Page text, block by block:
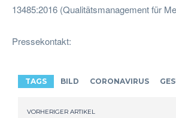
13485:2016 (Qualitätsmanagement für
Pressekontakt:
TAGS BILD CORONAVIRUS
VORHERIGER ARTIKEL